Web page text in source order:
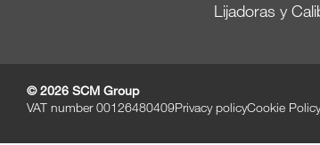
Lijadoras y
© 2026 SCM Group
VAT number 00126480409Privacy policyCookie Policy